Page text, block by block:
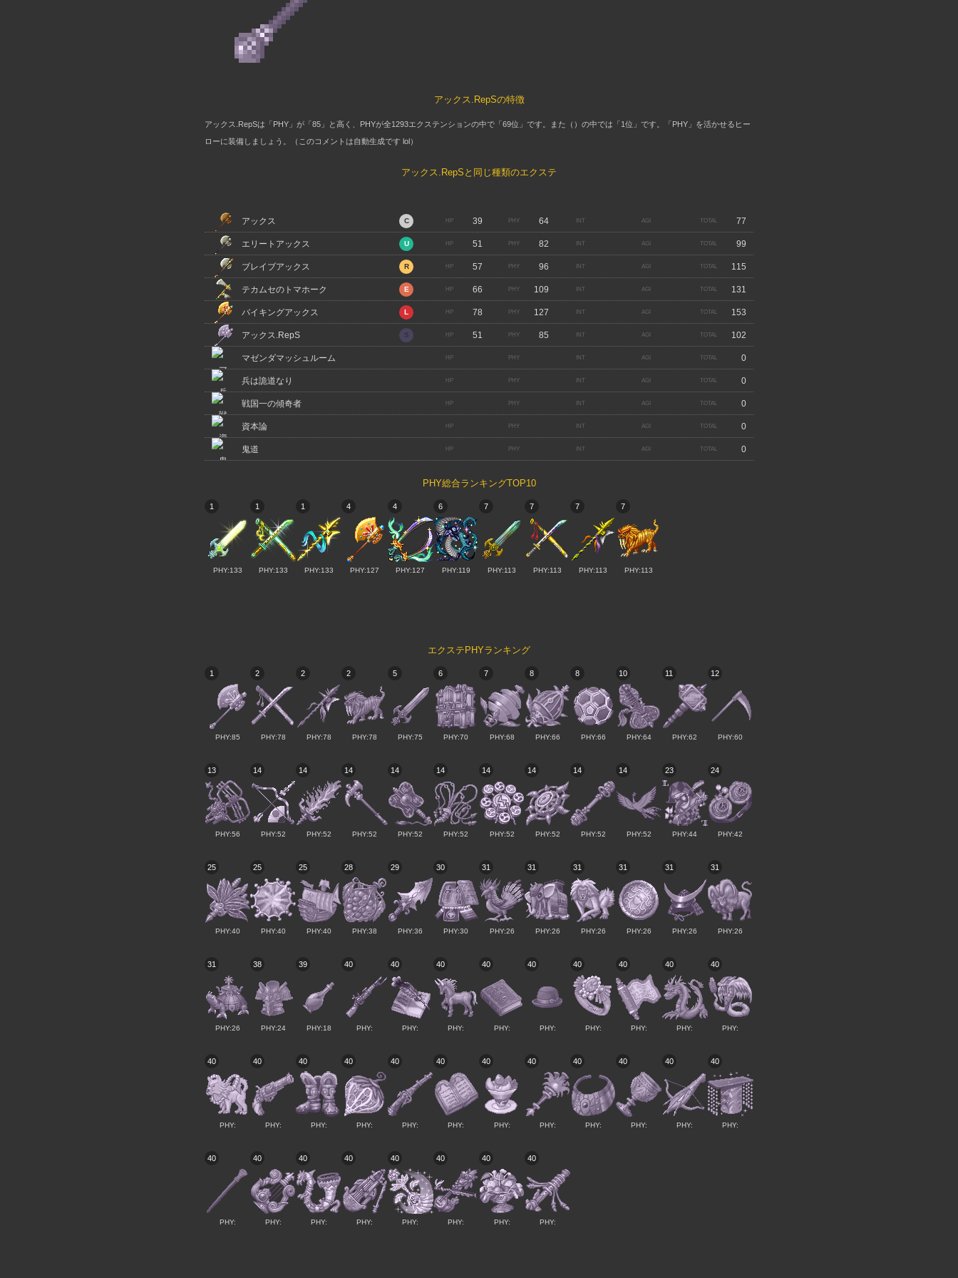
アックス.RepSの特徴
アックス.RepSは「PHY」が「85」と高く、PHYが全1293エクステンションの中で「69位」です。また（）の中では「1位」です。「PHY」を活かせるヒー
ローに装備しましょう。（このコメントは自動生成です lol）
アックス.RepSと同じ種類のエクステ
アックス 39 64 77
エリートアックス 51 82 99
ブレイブアックス 57 96 115
テカムセのトマホーク 66 109 131
バイキングアックス 78 127 153
アックス.RepS 51 85 102
マゼンダマッシュルーム 0
兵は詭道なり 0
戦国一の傾奇者 0
資本論 0
鬼道 0
PHY総合ランキングTOP10
1
PHY:133
1
PHY:133
1
PHY:133
4
PHY:127
4
PHY:127
6
PHY:119
7
PHY:113
7
PHY:113
7
PHY:113
7
PHY:113
エクステPHYランキング
1
PHY:85
2
PHY:78
2
PHY:78
2
PHY:78
5
PHY:75
6
PHY:70
7
PHY:68
8
PHY:66
8
PHY:66
10
PHY:64
11
PHY:62
12
PHY:60
13
PHY:56
14
PHY:52
14
PHY:52
14
PHY:52
14
PHY:52
14
PHY:52
14
PHY:52
14
PHY:52
14
PHY:52
14
PHY:52
23
PHY:44
24
PHY:42
25
PHY:40
25
PHY:40
25
PHY:40
28
PHY:38
29
PHY:36
30
PHY:30
31
PHY:26
31
PHY:26
31
PHY:26
31
PHY:26
31
PHY:26
31
PHY:26
31
PHY:26
38
PHY:24
39
PHY:18
40
PHY:
40
PHY:
40
PHY:
40
PHY:
40
PHY:
40
PHY:
40
PHY:
40
PHY:
40
PHY:
40
PHY:
40
PHY:
40
PHY:
40
PHY:
40
PHY:
40
PHY:
40
PHY:
40
PHY:
40
PHY:
40
PHY:
40
PHY:
40
PHY:
40
PHY:
40
PHY:
40
PHY:
40
PHY:
40
PHY:
40
PHY:
40
PHY:
40
PHY: